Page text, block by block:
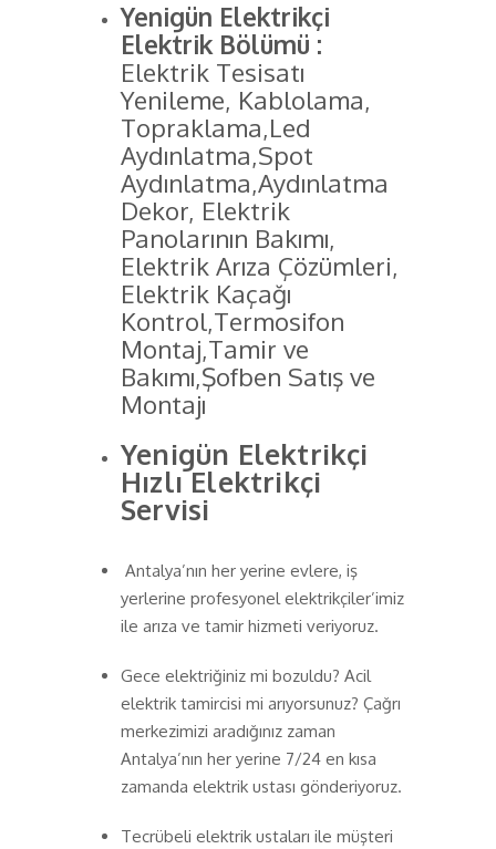
Yenigün Elektrikçi
Elektrik Bölümü :
Elektrik Tesisatı
Yenileme, Kablolama,
Topraklama,Led
Aydınlatma,Spot
Aydınlatma,Aydınlatma
Dekor, Elektrik
Panolarının Bakımı,
Elektrik Arıza Çözümleri,
Elektrik Kaçağı
Kontrol,Termosifon
Montaj,Tamir ve
Bakımı,Şofben Satış ve
Montajı
Yenigün Elektrikçi
Hızlı Elektrikçi
Servisi
Antalya’nın her yerine evlere, iş
yerlerine profesyonel elektrikçiler’imiz
ile arıza ve tamir hizmeti veriyoruz.
Gece elektriğiniz mi bozuldu? Acil
elektrik tamircisi mi arıyorsunuz? Çağrı
merkezimizi aradığınız zaman
Antalya’nın her yerine 7/24 en kısa
zamanda elektrik ustası gönderiyoruz.
Tecrübeli elektrik ustaları ile müşteri